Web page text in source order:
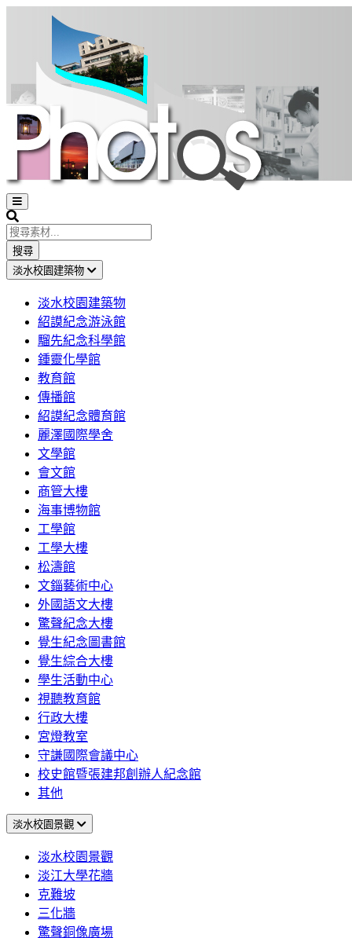
Open
sidebar
Search
搜尋
淡水校園建築物
淡水校園建築物
紹謨紀念游泳館
騮先紀念科學館
鍾靈化學館
教育館
傳播館
紹謨紀念體育館
麗澤國際學舍
文學館
會文館
商管大樓
海事博物館
工學館
工學大樓
松濤館
文錙藝術中心
外國語文大樓
驚聲紀念大樓
覺生紀念圖書館
覺生綜合大樓
學生活動中心
視聽教育館
行政大樓
宮燈教室
守謙國際會議中心
校史館暨張建邦創辦人紀念館
其他
淡水校園景觀
淡水校園景觀
淡江大學花牆
克難坡
三化牆
驚聲銅像廣場